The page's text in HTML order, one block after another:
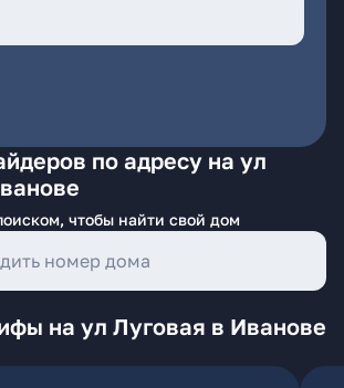
по адресу на ул
чтобы найти свой дом
на ул Луговая в Иванове